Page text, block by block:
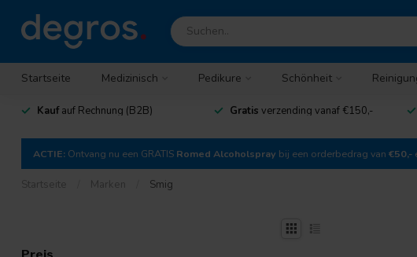
Startseite Medizinisch Pedikure Schönheit
Kaufauf Rechnung (B2B) Gratis verzending vanaf €150,-
ACTIE: Ontvang nu een GRATIS Romed Alcoholspray bij een orderbedrag van €50,-
Startseite Marken Smig